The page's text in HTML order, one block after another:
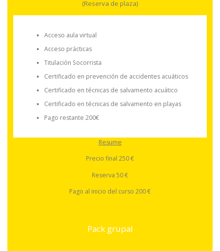
(Reserva de plaza)
Acceso aula virtual
Acceso prácticas
Titulación Socorrista
Certificado en prevención de accidentes acuáticos
Certificado en técnicas de salvamento acuático
Certificado en técnicas de salvamento en playas
Pago restante 200€
Resume
Precio final 250 €
Reserva 50 €
Pago al inicio del curso 200 €
Pack grupal